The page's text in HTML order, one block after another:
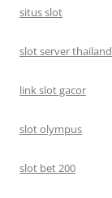
situs slot
slot server thailand
link slot gacor
slot olympus
slot bet 200